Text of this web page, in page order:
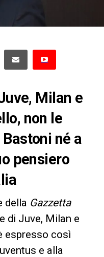
Milan e
non le
né a
pensiero
della Gazzetta
di Juve, Milan e
espresso così
e alla